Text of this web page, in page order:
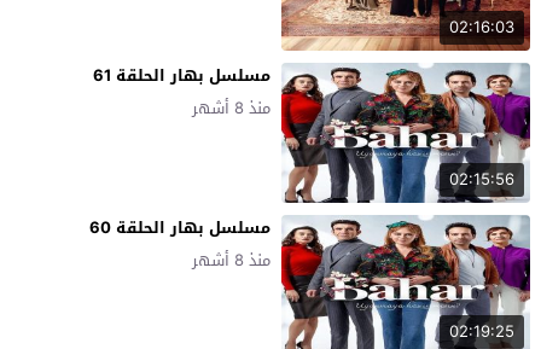
02:16:03
02:15:56
مسلسل بهار الحلقة 61
منذ 8 أشهر
02:19:25
مسلسل بهار الحلقة 60
منذ 8 أشهر